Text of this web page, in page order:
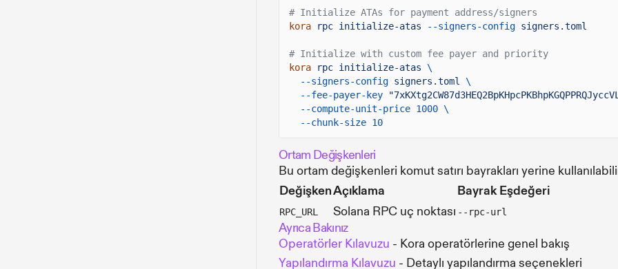
# Initialize ATAs for payment address/signers
kora
rpc initialize-atas --signers-config signers.toml
# Initialize with custom fee payer and priority
kora
rpc initialize-atas \
--signers-config signers.toml \
--fee-payer-key
--compute-unit-price 1000 \
--chunk-size 10
Ortam Değişkenleri
Bu ortam değişkenleri komut satırı bayrakları yerine
DeğişkenAçıklama Bayrak Eşdeğeri
RPC_URL Solana RPC uç noktası --rpc-url
Ayrıca Bakınız
Operatörler Kılavuzu - Kora operatörlerine genel bakış
Yapılandırma Kılavuzu - Detaylı yapılandırma seçenekleri